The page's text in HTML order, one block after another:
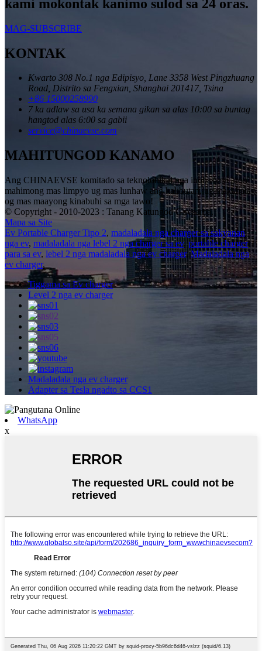
kami mokontak kanimo sulod sa 24 oras.
MAG-SUBSCRIBE
KONTAK
Kwarto 308 No.1 nga Edipisyo, Lane 3358 West Pingzhuang
Road, Distrito sa Fengxian, Shanghai 201417, Tsina
+86 15000258990
7 ka adlaw sa usa ka semana gikan sa alas 10:00 sa buntag
hangtod alas 6:00 sa gabii
service@chinaevse.com
MAHITUNGOD KANAMO
Ang CHINAEVSE komitado sa teknolohikal nga inobasyon aron
mahimong mas limpyo ug mas lunhaw ang kalibutan, ug makahatag
og mas maayong kinabuhi sa mga tawo!
© Copyright - 2010-2023 : Tanang Katungod Gireserba.
Mapa sa Site
Ev Portable Charger Tipo 2, madaladala nga charger sa sakyanan
nga ev, madaladala nga lebel 2 nga charger sa ev,portable charger
para sa ev, lebel 2 nga madaladala nga ev charger,Madaladala nga
ev charger,
Tiggama sa Ev charger
Level 2 nga ev charger
Madaladala nga ev charger
Adapter sa Tesla ngadto sa CCS1
WhatsApp
x